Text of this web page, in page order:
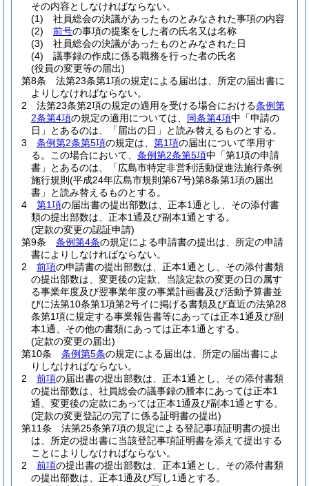
その内容としなければならない。
(1)
社員総会の決議があったものとみなされた事項の内容
(2)
前号の事項の提案をした者の氏名又は名称
(3)
社員総会の決議があったものとみなされた日
(4)
議事録の作成に係る職務を行った者の氏名
(役員の変更等の届出)
第8条
法第23条第1項の規定による届出は、所定の届出書に
よりしなければならない。
2
法第23条第2項の規定の適用を受ける場合における条例第
2条第4項の規定の適用については、 同条第4項中「申請の
日」とあるのは、「届出の日」と読み替えるものとする。
3
条例第2条第5項の規定は、 第1項の届出について準用す
る。
この場合において、 条例第2条第5項中「第1項の申請
書」とあるのは、「広島市特定非営利活動促進法施行条例
施行規則 (平成24年広島市規則第67号)第8条第1項の届出
書」と読み替えるものとする。
4
第1項の届出書の提出部数は、正本1通とし、その添付書
類の提出部数は、正本1通及び副本1通とする。
(定款の変更の認証申請)
第9条
条例第4条の規定による申請書の提出は、所定の申請
書によりしなければならない。
2
前項の申請書の提出部数は、正本1通とし、その添付書類
の提出部数は、変更後の定款、当該定款の変更の日の属す
る事業年度及び翌事業年度の事業計画書及び活動予算書並
びに法第10条第1項第2号イに掲げる書類及び直近の法第28
条第1項に規定する事業報告書等にあっては正本1通及び副
本1通、その他の書類にあっては正本1通とする。
(定款の変更の届出)
第10条
条例第5条の規定による届出は、所定の届出書によ
りしなければならない。
2
前項の届出書の提出部数は、正本1通とし、その添付書類
の提出部数は、社員総会の議事録の謄本にあっては正本1
通、変更後の定款にあっては正本1通及び副本1通とする。
(定款の変更登記の完了に係る証明書の提出)
第11条
法第25条第7項の規定による登記事項証明書の提出
は、所定の提出書に当該登記事項証明書を添えて提出する
ことによりしなければならない。
2
前項の提出書の提出部数は、正本1通とし、その添付書類
の提出部数は、正本1通及び写し1通とする。